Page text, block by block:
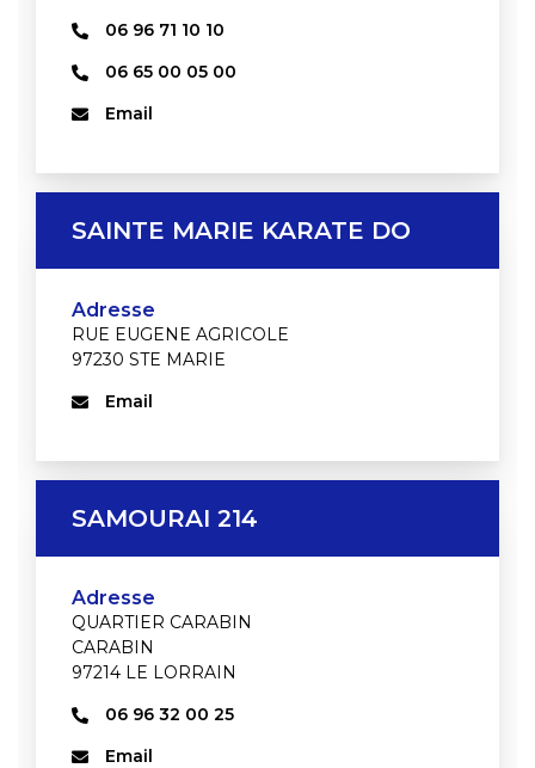
06 96 71 10 10
06 65 00 05 00
Email
SAINTE MARIE KARATE DO
Adresse
RUE EUGENE AGRICOLE
97230 STE MARIE
Email
SAMOURAI 214
Adresse
QUARTIER CARABIN
CARABIN
97214 LE LORRAIN
06 96 32 00 25
Email